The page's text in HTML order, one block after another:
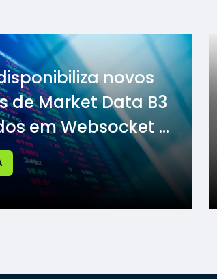
novos
de Market Data B3
em Websocket ...